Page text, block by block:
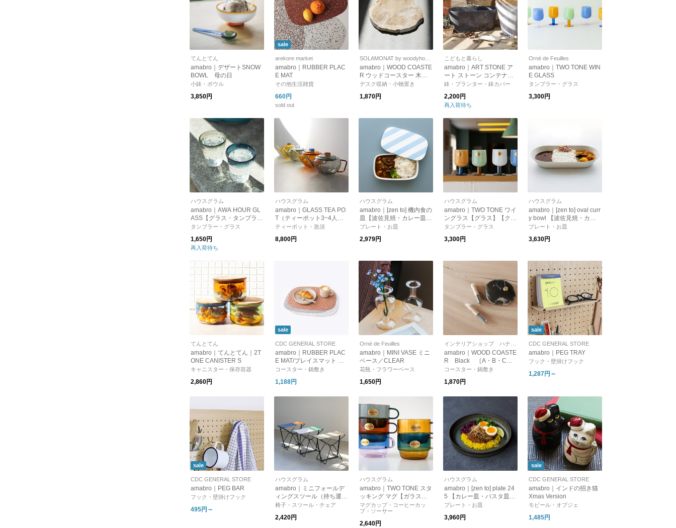
てんとてん
amabro｜デザートSNOW
BOWL 母の日
小鉢・ボウル
3,850円
sale
arekore market
amabro｜RUBBER PLAC
E MAT
その他生活雑貨
660円
sold out
amabro｜WOOD COASTE
R ウッドコースター 木製
天然素材 ペトリファイド
デスク収納・小物置き
1,870円
こどもと暮らし
amabro｜ART STONE ア
ート ストーン コンテナラ
ウンド S
鉢・プランター・鉢カバー
2,200円
再入荷待ち
Orné de Feuilles
amabro｜TWO TONE WIN
E GLASS
タンブラー・グラス
3,300円
ハウスグラム
amabro｜AWA HOUR GL
ASS【グラス・タンブラ
ー】【ガラス製食器】
タンブラー・グラス
1,650円
再入荷待ち
ハウスグラム
amabro｜GLASS TEA PO
T（ティーポット3~4人分
800ml）【お茶 紅茶 コー
ティーポット・急須
8,800円
ハウスグラム
amabro｜[zen to] 機内食の
皿【波佐見焼・カレー皿・
パスタ皿・ボウル】
プレート・お皿
2,979円
ハウスグラム
amabro｜TWO TONE ワイ
ングラス【グラス】【クリ
スマス】【プレゼント】
タンブラー・グラス
3,300円
ハウスグラム
amabro｜[zen to] oval curr
y bowl 【波佐見焼・カレ
ー皿・パスタ皿・ボウル】
プレート・お皿
3,630円
てんとてん
amabro｜てんとてん｜2T
ONE CANISTER S
キャニスター・保存容器
2,860円
sale
CDC GENERAL STORE
amabro｜RUBBER PLAC
E MAT/プレイスマット ラ
ンチョンマット
コースター・鍋敷き
1,188円
Orné de Feuilles
amabro｜MINI VASE ミニ
ベース／CLEAR
花瓶・フラワーベース
1,650円
amabro｜WOOD COASTE
R Black ［A・B・C・
D・E］
コースター・鍋敷き
1,870円
sale
CDC GENERAL STORE
amabro｜PEG TRAY
フック・壁掛けフック
1,287円～
sale
CDC GENERAL STORE
amabro｜PEG BAR
フック・壁掛けフック
495円～
ハウスグラム
amabro｜ミニフォールデ
ィングスツール（持ち運び
しやすい折りたたみチェ
ア・キャンプ・イス】【ガ
椅子・スツール・チェア
2,420円
ハウスグラム
amabro｜TWO TONE スタ
ッキング マグ【ガラス製
マグカップ・コーヒーカッ
プ】【プレゼント】【新生
活】
マグカップ・コーヒーカッ
プ・ソーサー
2,640円
ハウスグラム
amabro｜[zen to] plate 24
5 【カレー皿・パスタ皿・
ボウル】【プレゼント】
プレート・お皿
3,960円
sale
CDC GENERAL STORE
amabro｜インドの招き猫
Xmas Version
モビール・オブジェ
1,485円